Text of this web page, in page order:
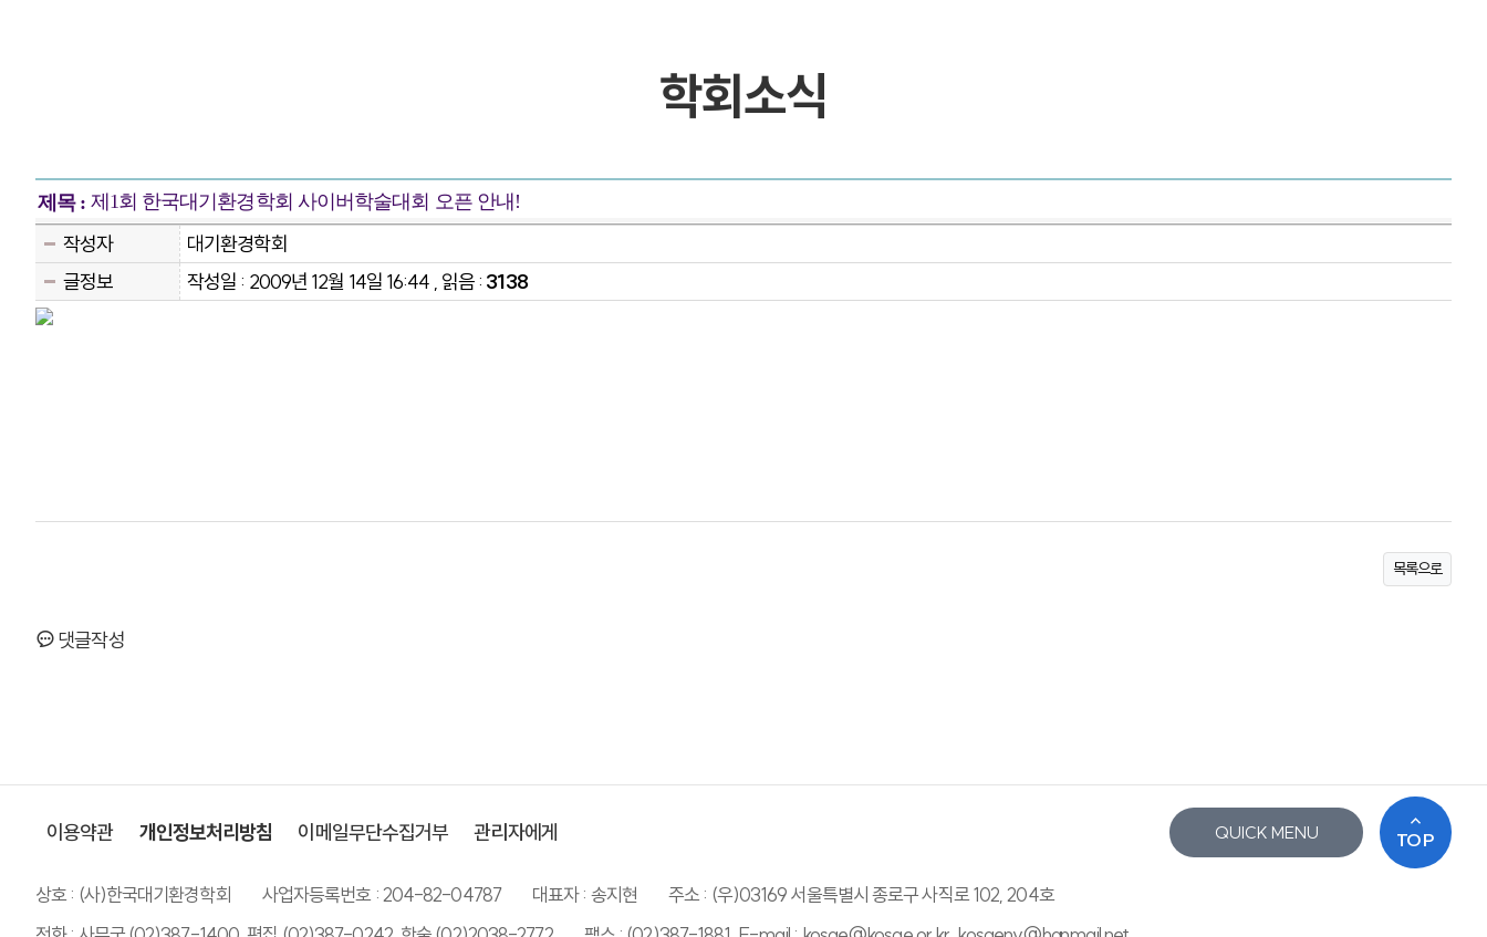
학회소식
제목 : 제1회 한국대기환경학회 사이버학술대회 오픈 안내!
작성자
대기환경학회
글정보
작성일 : 2009년 12월 14일 16:44 , 읽음 : 3138
목록으로
댓글작성
이용약관 개인정보처리방침 이메일무단수집거부 관리자에게 QUICK MENU TOP
상호 : (사)한국대기환경학회 사업자등록번호 : 204-82-04787 대표자 : 송지현
주소 : (우)03169 서울특별시 종로구 사직로 102, 204호